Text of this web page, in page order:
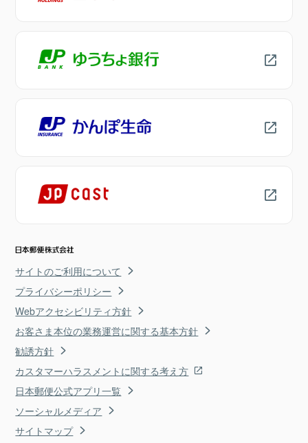
サイトのご利用について
プライバシーポリシー
Webアクセシビリティ方針
お客さま本位の業務運営に関する基本方針
勧誘方針
カスタマーハラスメントに関する考え方
日本郵便公式アプリ一覧
ソーシャルメディア
サイトマップ